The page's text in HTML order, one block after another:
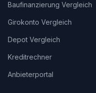
Baufinanzierung Vergleich
Girokonto Vergleich
Depot Vergleich
Kreditrechner
Anbieterportal